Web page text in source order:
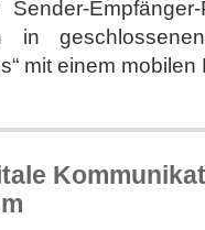
in
mit einem